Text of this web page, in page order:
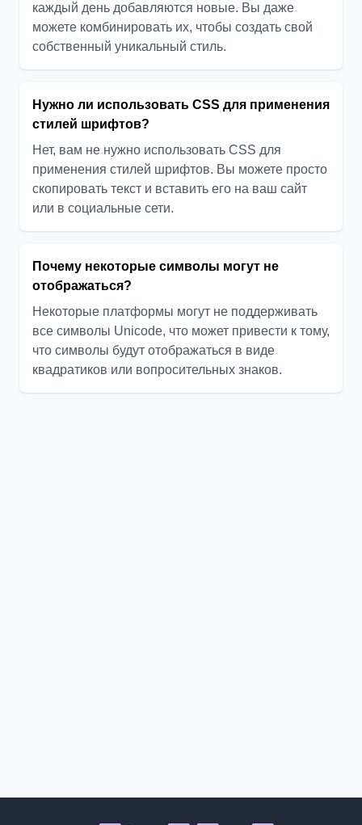
каждый день добавляются новые. Вы даже
можете комбинировать их, чтобы создать свой
собственный уникальный стиль.
Нужно ли использовать CSS для применения
стилей шрифтов?
Нет, вам не нужно использовать CSS для
применения стилей шрифтов. Вы можете просто
скопировать текст и вставить его на ваш сайт
или в социальные сети.
Почему некоторые символы могут не
отображаться?
Некоторые платформы могут не поддерживать
все символы Unicode, что может привести к тому,
что символы будут отображаться в виде
квадратиков или вопросительных знаков.